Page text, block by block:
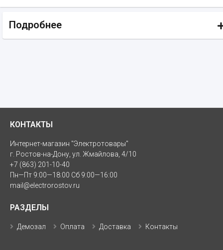
Подробнее
КОНТАКТЫ
Интернет-магазин "Электротовары"
г. Ростов-на-Дону, ул. Жмайлова, 4/10
+7 (863) 201-10-40
Пн—Пт 9:00—18:00 Сб 9:00—16:00
mail@electrorostov.ru
РАЗДЕЛЫ
Демозал Оплата Доставка Контакты